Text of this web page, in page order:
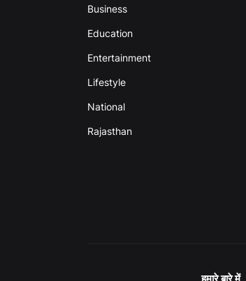
Business
Education
Entertainment
Lifestyle
National
Rajasthan